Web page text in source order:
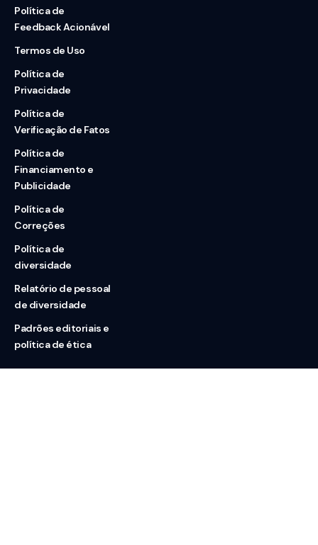
Política de
Feedback Acionável
Termos de Uso
Política de
Privacidade
Política de
Verificação de Fatos
Política de
Financiamento e
Publicidade
Política de
Correções
Política de
diversidade
Relatório de pessoal
de diversidade
Padrões editoriais e
política de ética